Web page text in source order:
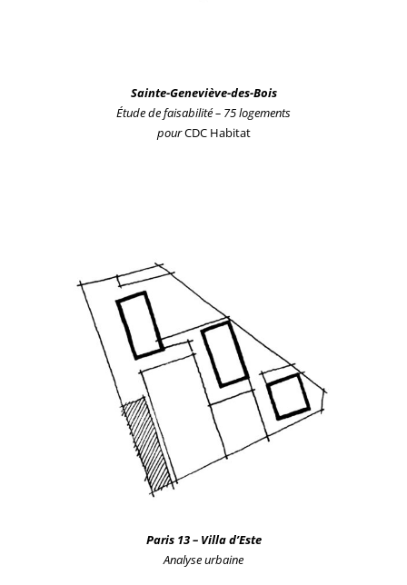
Sainte-Geneviève-des-Bois
Étude de faisabilité – 75 logements
pourCDC Habitat
Paris 13 – Villa d’Este
Analyseurbaine